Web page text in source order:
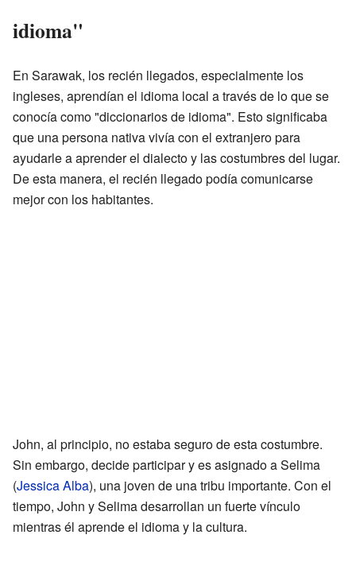
idioma"
En Sarawak, los recién llegados, especialmente los
ingleses, aprendían el idioma local a través de lo que se
conocía como "diccionarios de idioma". Esto significaba
que una persona nativa vivía con el extranjero para
ayudarle a aprender el dialecto y las costumbres del lugar.
De esta manera, el recién llegado podía comunicarse
mejor con los habitantes.
John, al principio, no estaba seguro de esta costumbre.
Sin embargo, decide participar y es asignado a Selima
(Jessica Alba), una joven de una tribu importante. Con el
tiempo, John y Selima desarrollan un fuerte vínculo
mientras él aprende el idioma y la cultura.